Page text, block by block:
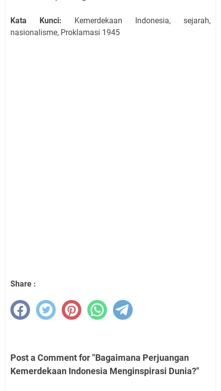
Kata Kunci: Kemerdekaan Indonesia, sejarah,
nasionalisme, Proklamasi 1945
Share :
Post a Comment for "Bagaimana Perjuangan
Kemerdekaan Indonesia Menginspirasi Dunia?"